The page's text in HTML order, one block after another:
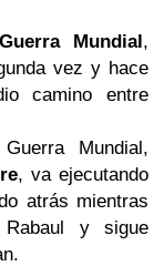
Mundial,
vez y hace
camino entre
Mundial,
, va ejecutando
atrás mientras
y sigue